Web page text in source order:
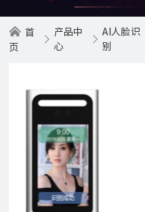
首
页
产品中
心
AI人脸识
别